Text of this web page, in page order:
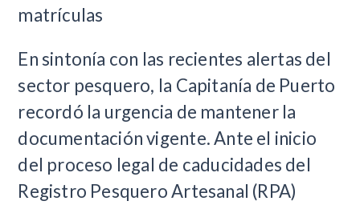
matrículas
En sintonía con las recientes alertas del
sector pesquero, la Capitanía de Puerto
recordó la urgencia de mantener la
documentación vigente. Ante el inicio
del proceso legal de caducidades del
Registro Pesquero Artesanal (RPA)